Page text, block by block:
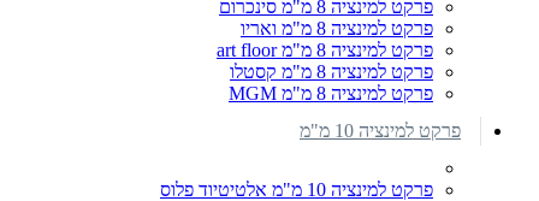
פרקט למינציה 8 מ"מ סינכרום
פרקט למינציה 8 מ"מ ואריו
פרקט למינציה 8 מ"מ art floor
פרקט למינציה 8 מ"מ קסטלו
פרקט למינציה 8 מ"מ MGM
פרקט למינציה 10 מ"מ
פרקט למינציה 10 מ"מ אלטיטיוד פלוס